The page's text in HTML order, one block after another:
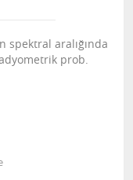
spektral aralığında
prob.